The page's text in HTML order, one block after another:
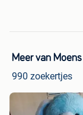
Meer van
990 zoekertjes